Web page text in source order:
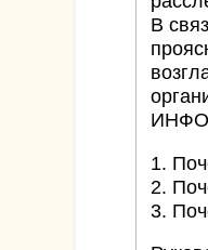
В
1.
2.
3.